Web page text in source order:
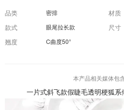
品类 密排 材质
款式 眼尾拉长款 尺寸
翘度 C曲度50°
本产品相关媒体包
一片式斜飞款假睫毛透明梗狐